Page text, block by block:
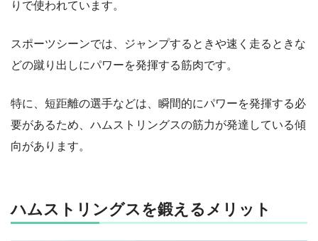
りで使われています。
スポーツシーンでは、ジャンプするときや速く走るときな
どの蹴り出しにパワーを発揮する筋肉です。
特に、短距離の選手などは、瞬間的にパワーを発揮する必
要があるため、ハムストリングスの筋力が発達している傾
向があります。
ハムストリングスを鍛えるメリット